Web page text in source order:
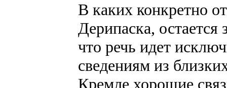
В каких конкретно
Дерипаска,
что речь идет
сведениям из
Кремле хорошие